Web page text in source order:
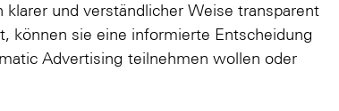
und verständlicher Weise transparent
können sie eine informierte Entscheidung
Advertising teilnehmen wollen oder